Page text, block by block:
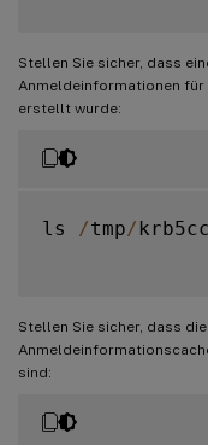
Stellen Sie sicher, dass
Anmeldeinformationen für
erstellt wurde:
ls /tmp/
Stellen Sie sicher, dass
sind: